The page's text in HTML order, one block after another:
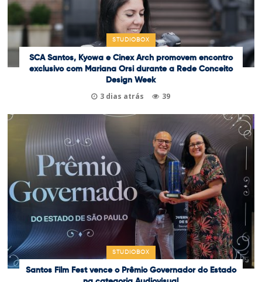
STUDIOBOX
SCA Santos, Kyowa e Cinex Arch promovem encontro
exclusivo com Mariana Orsi durante a Rede Conceito
Design Week
3 dias atrás 39
STUDIOBOX
Santos Film Fest vence o Prêmio Governador do Estado